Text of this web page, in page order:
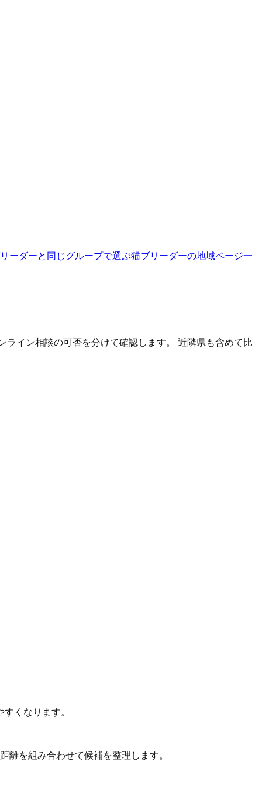
ーダーと同じグループで選ぶ猫ブリーダーの地域ページ一
イン相談の可否を分けて確認します。 近隣県も含めて比
くなります。
離を組み合わせて候補を整理します。